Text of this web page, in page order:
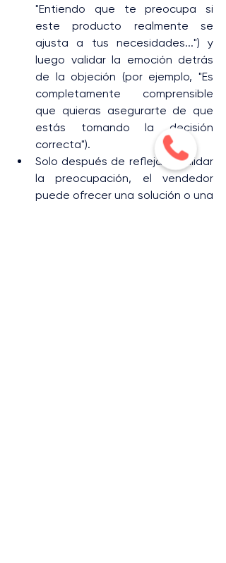
"Entiendo que te preocupa si
este producto realmente se
ajusta a tus necesidades...") y
luego validar la emoción detrás
de la objeción (por ejemplo, "Es
completamente comprensible
que quieras asegurarte de que
estás tomando la decisión
correcta").
Solo después de reflejar y validar
la preocupación, el vendedor
puede ofrecer una solución o una